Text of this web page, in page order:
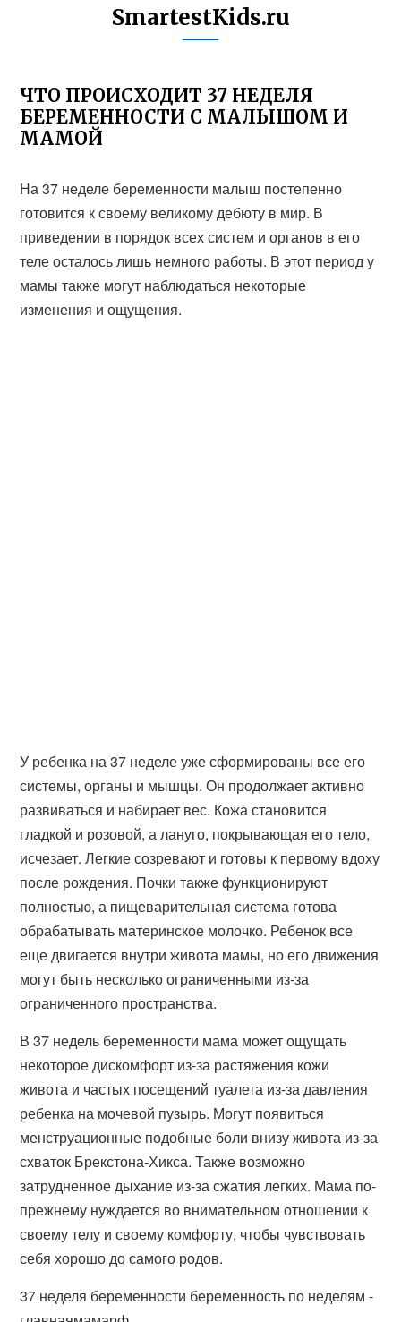
SmartestKids.ru
ЧТО ПРОИСХОДИТ 37 НЕДЕЛЯ
БЕРЕМЕННОСТИ С МАЛЫШОМ И
МАМОЙ
На 37 неделе беременности малыш постепенно
готовится к своему великому дебюту в мир. В
приведении в порядок всех систем и органов в его
теле осталось лишь немного работы. В этот период у
мамы также могут наблюдаться некоторые
изменения и ощущения.
У ребенка на 37 неделе уже сформированы все его
системы, органы и мышцы. Он продолжает активно
развиваться и набирает вес. Кожа становится
гладкой и розовой, а лануго, покрывающая его тело,
исчезает. Легкие созревают и готовы к первому вдоху
после рождения. Почки также функционируют
полностью, а пищеварительная система готова
обрабатывать материнское молочко. Ребенок все
еще двигается внутри живота мамы, но его движения
могут быть несколько ограниченными из-за
ограниченного пространства.
В 37 недель беременности мама может ощущать
некоторое дискомфорт из-за растяжения кожи
живота и частых посещений туалета из-за давления
ребенка на мочевой пузырь. Могут появиться
менструационные подобные боли внизу живота из-за
схваток Брекстона-Хикса. Также возможно
затрудненное дыхание из-за сжатия легких. Мама по-
прежнему нуждается во внимательном отношении к
своему телу и своему комфорту, чтобы чувствовать
себя хорошо до самого родов.
37 неделя беременности беременность по неделям -